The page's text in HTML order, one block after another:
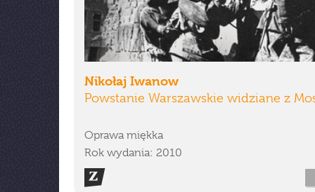
Nikołaj Iwanow
Powstanie Warszawskie widziane z
Oprawa miękka
Rok wydania: 2010